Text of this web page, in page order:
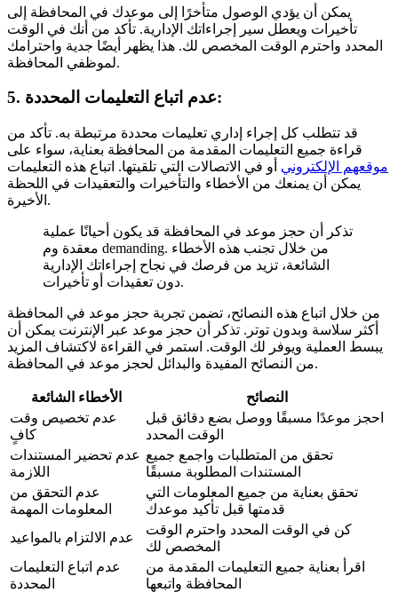
يمكن أن يؤدي الوصول متأخرًا إلى موعدك في المحافظة إلى
تأخيرات ويعطل سير إجراءاتك الإدارية. تأكد من أنك في الوقت
المحدد واحترم الوقت المخصص لك. هذا يظهر أيضًا جدية واحترامك
لموظفي المحافظة.
5. عدم اتباع التعليمات المحددة:
قد تتطلب كل إجراء إداري تعليمات محددة مرتبطة به. تأكد من
قراءة جميع التعليمات المقدمة من المحافظة بعناية، سواء على
موقعهم الإلكتروني أو في الاتصالات التي تلقيتها. اتباع هذه التعليمات
يمكن أن يمنعك من الأخطاء والتأخيرات والتعقيدات في اللحظة
الأخيرة.
تذكر أن حجز موعد في المحافظة قد يكون أحيانًا عملية
معقدة وم demanding. من خلال تجنب هذه الأخطاء
الشائعة، تزيد من فرصك في نجاح إجراءاتك الإدارية
دون تعقيدات أو تأخيرات.
من خلال اتباع هذه النصائح، تضمن تجربة حجز موعد في المحافظة
أكثر سلاسة وبدون توتر. تذكر أن حجز موعد عبر الإنترنت يمكن أن
يبسط العملية ويوفر لك الوقت. استمر في القراءة لاكتشاف المزيد
من النصائح المفيدة والبدائل لحجز موعد في المحافظة.
الأخطاء الشائعة
النصائح
عدم تخصيص وقت
كافٍ
احجز موعدًا مسبقًا ووصل بضع دقائق قبل
الوقت المحدد
عدم تحضير المستندات
اللازمة
تحقق من المتطلبات واجمع جميع
المستندات المطلوبة مسبقًا
عدم التحقق من
المعلومات المهمة
تحقق بعناية من جميع المعلومات التي
قدمتها قبل تأكيد موعدك
عدم الالتزام بالمواعيد
كن في الوقت المحدد واحترم الوقت
المخصص لك
عدم اتباع التعليمات
المحددة
اقرأ بعناية جميع التعليمات المقدمة من
المحافظة واتبعها